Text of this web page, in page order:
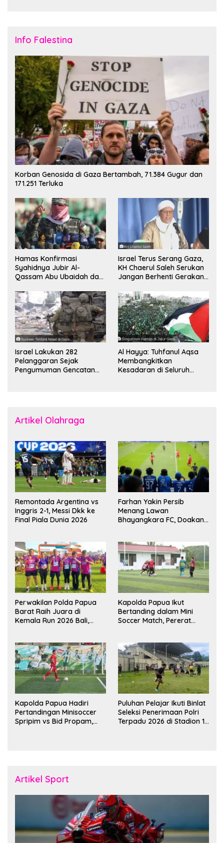
Info Falestina
Korban Genosida di Gaza Bertambah, 71.384 Gugur dan
171.251 Terluka
Hamas Konfirmasi
Syahidnya Jubir Al-
Qassam Abu Ubaidah dan
Sinwar
Israel Terus Serang Gaza,
KH Chaerul Saleh Serukan
Jangan Berhenti Gerakan
Israel Lakukan 282
Pelanggaran Sejak
Pengumuman Gencatan
Al Hayya: Tuhfanul Aqsa
Membangkitkan
Kesadaran di Seluruh
Artikel Olahraga
Remontada Argentina vs
Inggris 2-1, Messi Dkk ke
Final Piala Dunia 2026
Farhan Yakin Persib
Menang Lawan
Bhayangkara FC, Doakan
Perwakilan Polda Papua
Barat Raih Juara di
Kemala Run 2026 Bali,
Kapolda Papua Ikut
Bertanding dalam Mini
Soccer Match, Pererat
Kapolda Papua Hadiri
Pertandingan Minisoccer
Spripim vs Bid Propam,
Puluhan Pelajar Ikuti Binlat
Seleksi Penerimaan Polri
Terpadu 2026 di Stadion 16
Artikel Sport